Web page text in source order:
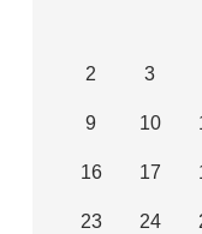
2 3
9 10
16 17
23 24